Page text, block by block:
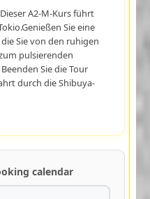
A2-M-Kurs führt
Sie eine
Sie von den ruhigen
pulsierenden
Sie die Tour
durch die Shibuya-
calendar